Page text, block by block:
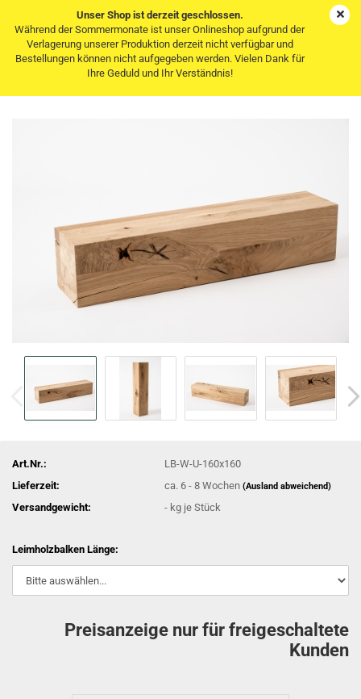
Unser Shop ist derzeit geschlossen.
Während der Sommermonate ist unser Onlineshop aufgrund der
Verlagerung unserer Produktion derzeit nicht verfügbar und
Bestellungen können nicht aufgegeben werden. Vielen Dank für
Ihre Geduld und Ihr Verständnis!
Eiche Balken Wildeiche 160x160 mm unbehandelt
Art.Nr.:
LB-W-U-160x160
Lieferzeit:
ca. 6 - 8 Wochen(Ausland abweichend)
Versandgewicht: - kg je Stück
Leimholzbalken Länge:
Preisanzeige nur für freigeschaltete
Kunden